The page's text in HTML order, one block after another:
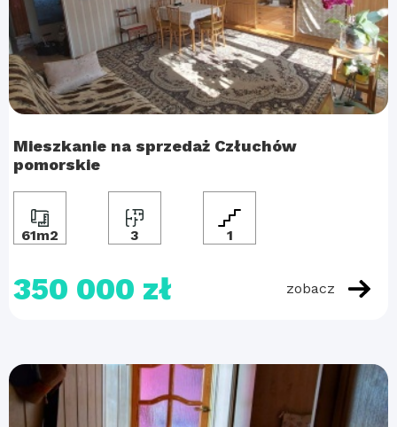
Mieszkanie na sprzedaż Człuchów
pomorskie
61m2 3 1
350 000 zł zobacz